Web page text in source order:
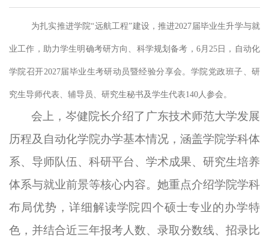
为扎实推进学院“远航工程”建设，推进2027届毕业生升学与就
业工作，助力学生明确考研方向、科学规划备考，6月25日，自动化
学院召开2027届毕业生考研动员暨经验分享会。学院党政班子、研
究生导师代表、辅导员、研究生秘书及学生代表140人参会。
会上，岑健院长介绍了广东技术师范大学发展
历程及自动化学院办学基本情况，涵盖学院学科体
系、导师队伍、科研平台、学术成果、研究生培养
体系与就业前景等核心内容。她重点介绍学院学科
布局优势，详细解读学院四个硕士专业的办学特
色，并结合近三年报考人数、录取分数线、招录比